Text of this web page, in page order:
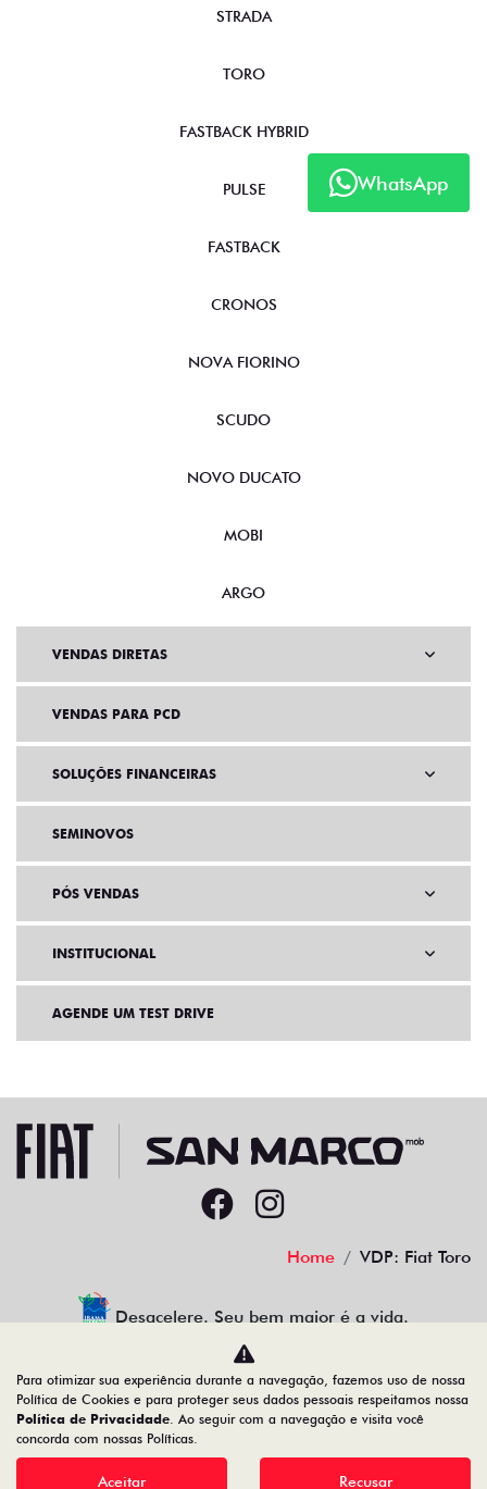
WhatsApp
STRADA
TORO
FASTBACK HYBRID
PULSE
FASTBACK
CRONOS
NOVA FIORINO
SCUDO
NOVO DUCATO
MOBI
ARGO
VENDAS DIRETAS
VENDAS PARA PCD
SOLUÇÕES FINANCEIRAS
SEMINOVOS
PÓS VENDAS
INSTITUCIONAL
AGENDE UM TEST DRIVE
Home VDP: Fiat Toro
Desacelere. Seu bem maior é a vida.
22.204.101/0001-17
Para otimizar sua experiência durante a navegação, fazemos uso de nossa
Política de Cookies e para proteger seus dados pessoais respeitamos nossa
Política de Privacidade. Ao seguir com a navegação e visita você
concorda com nossas Políticas.
Aceitar Recusar